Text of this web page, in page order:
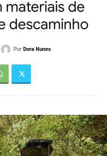
materiais de
descaminho
Por Dora Nunes